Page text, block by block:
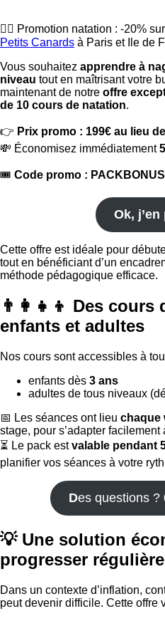
🏊‍♂️ Promotion natation : -20%
Petits Canards à Paris et Ile de
Vous souhaitez apprendre à
niveau tout en maîtrisant votre
maintenant de notre offre
de 10 cours de natation.
👉 Prix promo : 199€ au lieu
💸 Économisez immédiatement
🎟️ Code promo :
Ok,
Cette offre est idéale pour
tout en bénéficiant d’un
méthode pédagogique efficace.
👨‍👩‍👧‍👦 Des
enfants et adultes
Nos cours sont accessibles à
enfants dès 3 ans
adultes de tous niveaux
📅 Les séances ont lieu chaque
stage, pour s’adapter
⏳ Le pack estvalable pendant
planifier vos séances à votre
Des questions ?
💡 Une solution
progresser
Dans un contexte d’inflation,
peut devenir difficile. Cette offre